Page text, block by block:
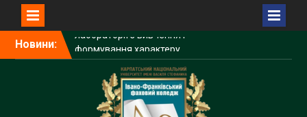
Новини:
дитини
Підсумки першого етапу
навчання здобувачів
освіти
Найактивніші
сертифіковані здобувачки